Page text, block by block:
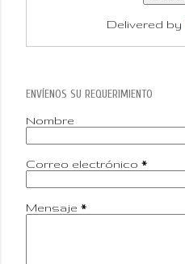
Delivered by
ENVÍENOS SU REQUERIMIENTO
Nombre
Correo electrónico *
Mensaje *